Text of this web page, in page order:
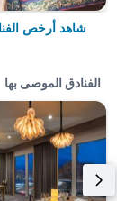
شاهد أرخص
الفنادق الموصى بها